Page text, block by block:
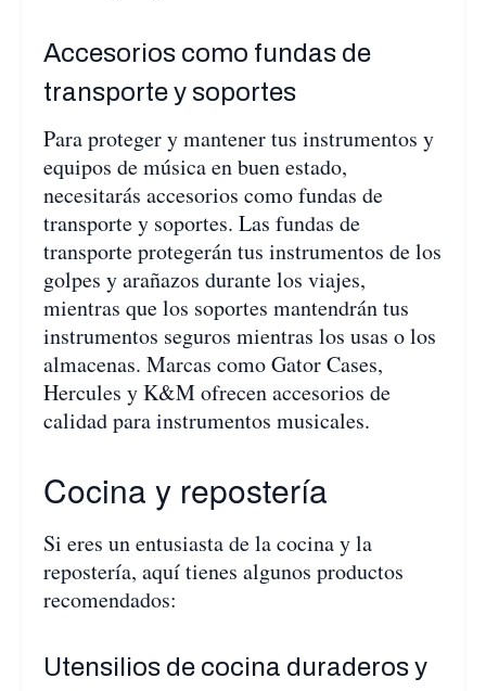
Accesorios como fundas de
transporte y soportes
Para proteger y mantener tus instrumentos y
equipos de música en buen estado,
necesitarás accesorios como fundas de
transporte y soportes. Las fundas de
transporte protegerán tus instrumentos de los
golpes y arañazos durante los viajes,
mientras que los soportes mantendrán tus
instrumentos seguros mientras los usas o los
almacenas. Marcas como Gator Cases,
Hercules y K&M ofrecen accesorios de
calidad para instrumentos musicales.
Cocina y repostería
Si eres un entusiasta de la cocina y la
repostería, aquí tienes algunos productos
recomendados:
Utensilios de cocina duraderos y